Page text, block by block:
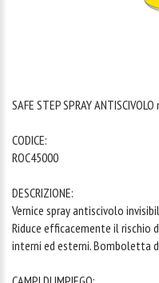
SAFE STEP SPRAY
CODICE:
ROC45000
DESCRIZIONE:
Vernice spray antiscivolo
Riduce efficacemente il rischio
interni ed esterni. Bomboletta